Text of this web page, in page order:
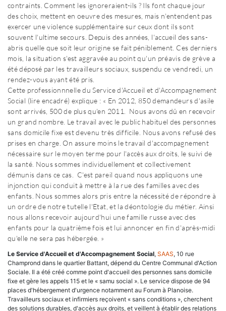
contraints. Comment les ignoreraient-ils ? Ils font chaque jour
des choix, mettent en oeuvre des mesures, mais n'entendent pas
exercer une violence supplémentaire sur ceux dont ils sont
souvent l'ultime secours. Depuis des années, l'accueil des sans-
abris quelle que soit leur origine se fait péniblement. Ces derniers
mois, la situation s'est aggravée au point qu'un préavis de grève a
été déposé par les travailleurs sociaux, suspendu ce vendredi, un
rendez-vous ayant été pris.
Cette professionnnelle du Service d'Accueil et d'Accompagnement
Social (lire encadré) explique : « En 2012, 850 demandeurs d'asile
sont arrivés, 500 de plus qu'en 2011. Nous avons dû en recevoir
un grand nombre. Le travail avec le public habituel des personnes
sans domicile fixe est devenu très difficile. Nous avons refusé des
prises en charge. On assure moins le travail d'accompagnement
nécessaire sur le moyen terme pour l'accès aux droits, le suivi de
la santé. Nous sommes individuellement et collectivement
démunis dans ce cas. C'est pareil quand nous appliquons une
injonction qui conduit à mettre à la rue des familles avec des
enfants. Nous sommes alors pris entre la nécessité de répondre à
un ordre de notre tutelle l'Etat, et la déontologie du métier. Ainsi
nous allons recevoir aujourd'hui une famille russe avec des
enfants pour la quatrième fois et lui annoncer en fin d'après-midi
qu'elle ne sera pas hébergée. »
Le Service d'Accueil et d'Accompagnement Social, SAAS, 10 rue
Champrond dans le quartier Battant, dépend du Centre Communal d'Action
Sociale. Il a été créé comme point d'accueil des personnes sans domicile
fixe et gère les appels 115 et le « samu social ». Le service dispose de 94
places d'hébergement d'urgence notamment au Forum à Planoise.
Travailleurs sociaux et infirmiers reçoivent « sans conditions », cherchent
des solutions durables, d'accès aux droits, et veillent à établir des relations